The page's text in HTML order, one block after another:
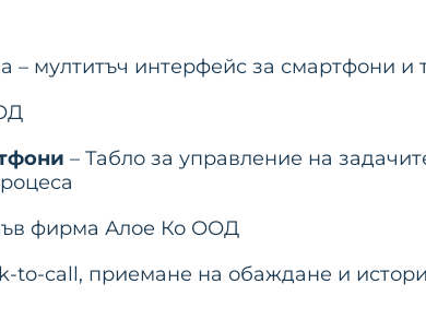
– мултитъч интерфейс за смартфони и
– Табло за управлeние на
фирма Алое Ко ООД
to-call, приемане на обаждане и